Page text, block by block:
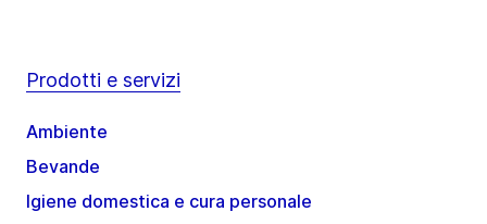
Prodotti e servizi
Ambiente
Bevande
Igiene domestica e cura personale